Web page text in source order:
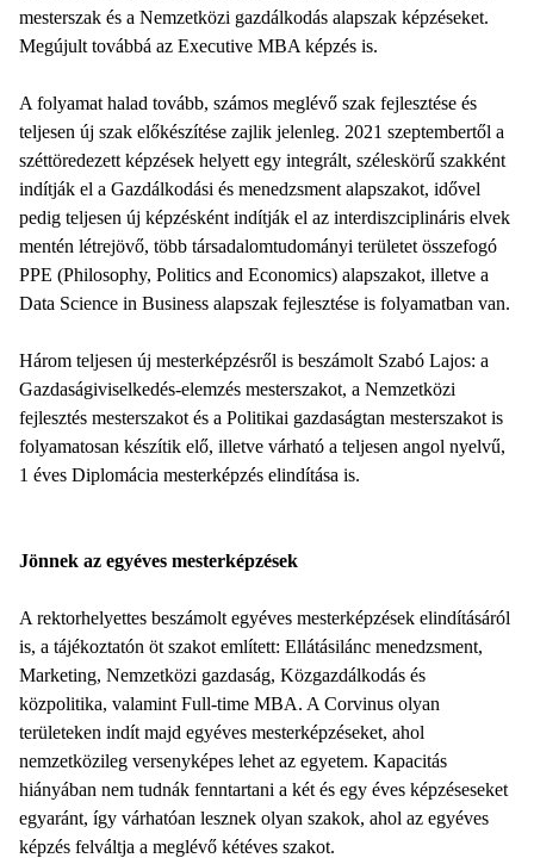
mesterszak és a Nemzetközi gazdálkodás alapszak képzéseket.
Megújult továbbá az Executive MBA képzés is.
A folyamat halad tovább, számos meglévő szak fejlesztése és
teljesen új szak előkészítése zajlik jelenleg. 2021 szeptembertől a
széttöredezett képzések helyett egy integrált, széleskörű szakként
indítják el a Gazdálkodási és menedzsment alapszakot, idővel
pedig teljesen új képzésként indítják el az interdiszciplináris elvek
mentén létrejövő, több társadalomtudományi területet összefogó
PPE (Philosophy, Politics and Economics) alapszakot, illetve a
Data Science in Business alapszak fejlesztése is folyamatban van.
Három teljesen új mesterképzésről is beszámolt Szabó Lajos: a
Gazdaságiviselkedés-elemzés mesterszakot, a Nemzetközi
fejlesztés mesterszakot és a Politikai gazdaságtan mesterszakot is
folyamatosan készítik elő, illetve várható a teljesen angol nyelvű,
1 éves Diplomácia mesterképzés elindítása is.
Jönnek az egyéves mesterképzések
A rektorhelyettes beszámolt egyéves mesterképzések elindításáról
is, a tájékoztatón öt szakot említett: Ellátásilánc menedzsment,
Marketing, Nemzetközi gazdaság, Közgazdálkodás és
közpolitika, valamint Full-time MBA. A Corvinus olyan
területeken indít majd egyéves mesterképzéseket, ahol
nemzetközileg versenyképes lehet az egyetem. Kapacitás
hiányában nem tudnák fenntartani a két és egy éves képzéseseket
egyaránt, így várhatóan lesznek olyan szakok, ahol az egyéves
képzés felváltja a meglévő kétéves szakot.